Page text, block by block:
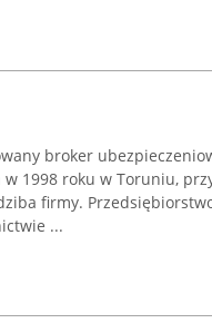
broker
w 1998 roku w Toruniu,
firmy.
...